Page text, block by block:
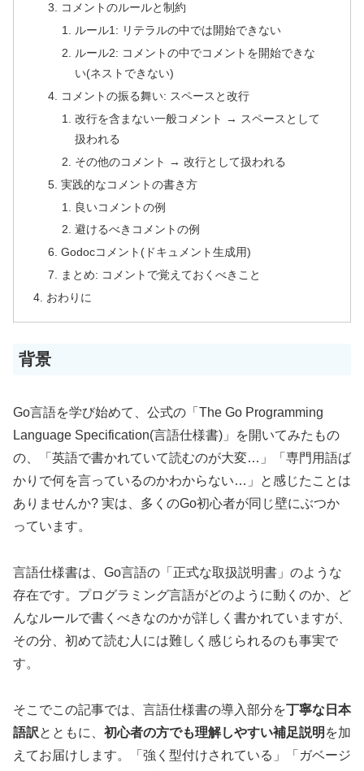
コメントのルールと制約
ルール1: リテラルの中では開始できない
ルール2: コメントの中でコメントを開始できな
い(ネストできない)
コメントの振る舞い: スペースと改行
改行を含まない一般コメント → スペースとして
扱われる
その他のコメント → 改行として扱われる
実践的なコメントの書き方
良いコメントの例
避けるべきコメントの例
Godocコメント(ドキュメント生成用)
まとめ: コメントで覚えておくべきこと
おわりに
背景
Go言語を学び始めて、公式の「The Go Programming
Language Specification(言語仕様書)」を開いてみたもの
の、「英語で書かれていて読むのが大変…」「専門用語ば
かりで何を言っているのかわからない…」と感じたことは
ありませんか? 実は、多くのGo初心者が同じ壁にぶつか
っています。
言語仕様書は、Go言語の「正式な取扱説明書」のような
存在です。プログラミング言語がどのように動くのか、ど
んなルールで書くべきなのかが詳しく書かれていますが、
その分、初めて読む人には難しく感じられるのも事実で
す。
そこでこの記事では、言語仕様書の導入部分を丁寧な日本
語訳とともに、 初心者の方でも理解しやすい補足説明 を加
えてお届けします。「強く型付けされている」「ガベージ